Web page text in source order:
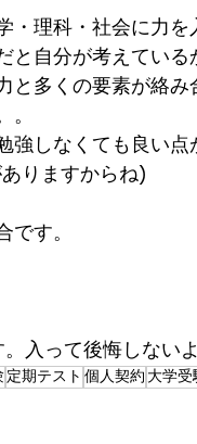
・理科・社会に力
と自分が考えている
と多くの要素が絡
。
強しなくても良い点
りますからね)
です。
入って後悔しない
定期テスト 個人契約 大学受